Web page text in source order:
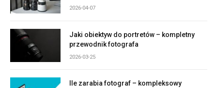
2026-04-07
Jaki obiektyw do portretów – kompletny
przewodnik fotografa
2026-03-25
Ile zarabia fotograf – kompleksowy